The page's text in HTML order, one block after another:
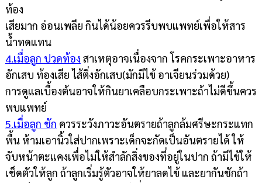
ท้อง
เสียมาก อ่อนเพลีย กินได้น้อยควรรีบพบแพทย์เพื่อให้สาร
น้ำทดแทน
4.เมื่อลูก ปวดท้อง สาเหตุอาจเนื่องจาก โรคกระเพาะอาหาร
อักเสบ ท้องเสีย ไส้ติ่งอักเสบ(มักมีไข้ อาเจียนร่วมด้วย)
การดูแลเบื้องต้นอาจให้กินยาเคลือบกระเพาะถ้าไม่ดีขึ้นควร
พบแพทย์
5.เมื่อลูก ชัก ควรระวังภาวะอันตรายถ้าลูกล้มศรีษะกระแทก
พื้น ห้ามเอานิ้วใส่ปากเพราะเด็กจะกัดเป็นอันตรายได้ ให้
จับหน้าตะแคงเพื่อไม่ให้สำลักสิ่งของที่อยู่ในปาก ถ้ามีไข้ให้
เช็ดตัวให้ลูก ถ้าลูกเริ่มรู้ตัวอาจให้ยาลดไข้ และยากันชักถ้า